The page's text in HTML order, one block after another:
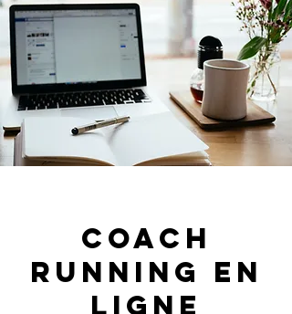
Coach
running en
ligne